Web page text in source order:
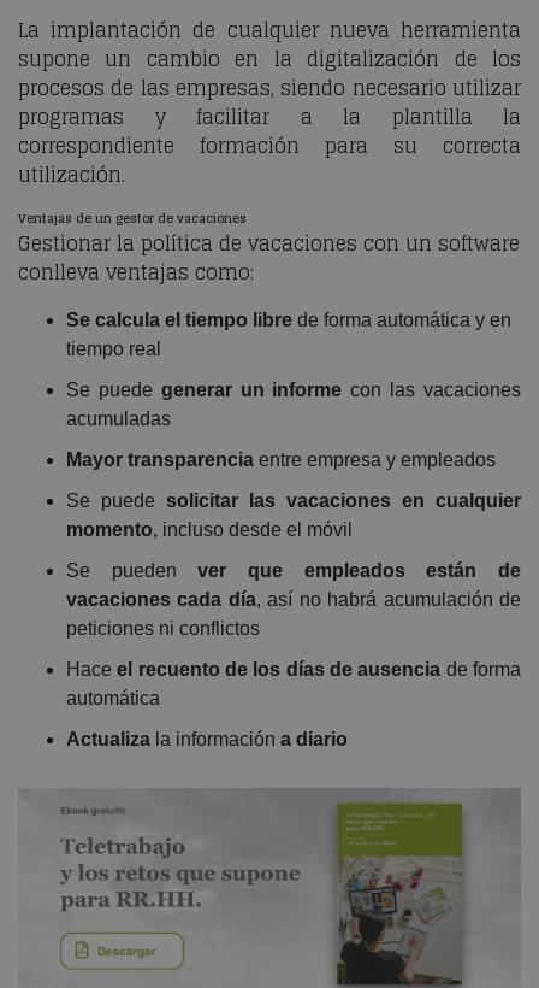
La implantación de cualquier nueva herramienta
supone un cambio en la digitalización de los
procesos de las empresas, siendo necesario utilizar
programas y facilitar a la plantilla la
correspondiente formación para su correcta
utilización.
Ventajas de un gestor de vacaciones
Gestionar la política de vacaciones con un software
conlleva ventajas como:
Se calcula el tiempo libre de forma automática y en
tiempo real
Se puede generar un informe con las vacaciones
acumuladas
Mayor transparencia entre empresa y empleados
Se puede solicitar las vacaciones en cualquier
momento, incluso desde el móvil
Se puedenver que empleados están de
vacaciones cada día, así no habrá acumulación de
peticiones ni conflictos
Haceel recuento de los días de ausencia de forma
automática
Actualiza la información a diario